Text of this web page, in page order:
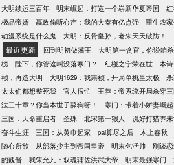
大明续运三百年
明末崛起：打造一个崭新华夏帝国
极品帝婿
嬴政偷听心声：我的大秦有亿点强 重生农
动漫系统是什么鬼
大明：反骨皇孙，老朱天天破防！
最近更新 回到明初做藩王 大明第一贪官，你说咱
榜
陛下，你管这叫没落寒门？ 红楼之宁荣在世 本
祯，再造大明
大明1629：我崇祯，开局单挑皇太极
太太们都想整死我
官人很忙 王莽：帝系统开局杀穿
法三十章？你当本世子舔狗呀！
寒门：带着小娇妻崛起
三国：天命重启者
圣殊 北宋第一狠人 说好打猎养
奋斗生涯
三国：从黄巾起家 pai算尽之后 木上春秋
随心所欲
从部落少主到帝国皇帝 明末乞活帅 刚谈
的魏晋
我朱允凡：双魂辅佐洪武大帝 明末最强寒门